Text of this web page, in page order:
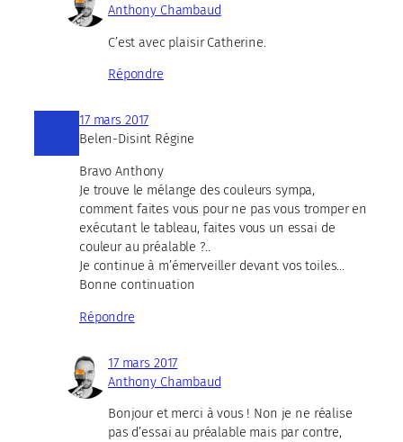
Anthony Chambaud
C’est avec plaisir Catherine.
Répondre
17 mars 2017
Belen-Disint Régine
Bravo Anthony
Je trouve le mélange des couleurs sympa,
comment faites vous pour ne pas vous tromper en
exécutant le tableau, faites vous un essai de
couleur au préalable ?..
Je continue à m’émerveiller devant vos toiles…
Bonne continuation
Répondre
17 mars 2017
Anthony Chambaud
Bonjour et merci à vous ! Non je ne réalise
pas d’essai au préalable mais par contre,